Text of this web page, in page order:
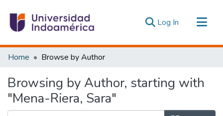
Log In (current)
Communities & Collections
Estadísticas Externas
Home Browse by Author
Browsing by Author, starting with
"Mena-Riera, Sara"